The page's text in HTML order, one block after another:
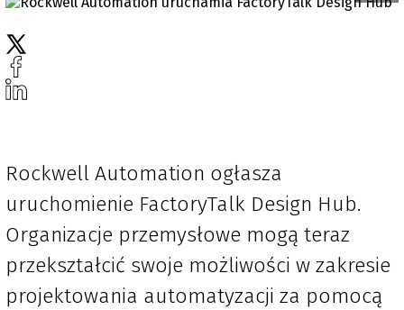
Rockwell Automation ogłasza
uruchomienie FactoryTalk Design Hub.
Organizacje przemysłowe mogą teraz
przekształcić swoje możliwości w zakresie
projektowania automatyzacji za pomocą